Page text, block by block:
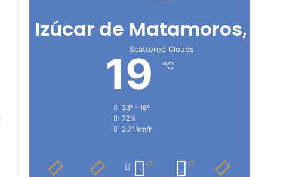
Izúcar de Matamoros, Pue
Scattered Clouds
19 ℃
33º - 18º
72%
2.71 km/h